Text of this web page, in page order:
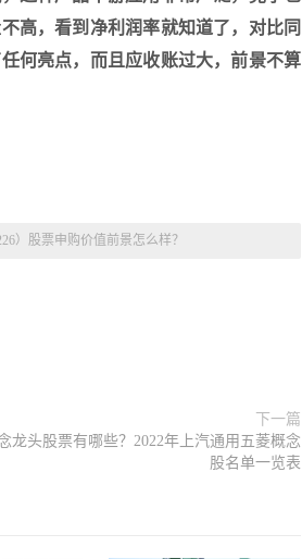
高，看到净利润率就知道了，对比同
何亮点，而且应收账过大，前景不算
）股票申购价值前景怎么样？
下一篇
龙头股票有哪些？2022年上汽通用五菱概念
股名单一览表